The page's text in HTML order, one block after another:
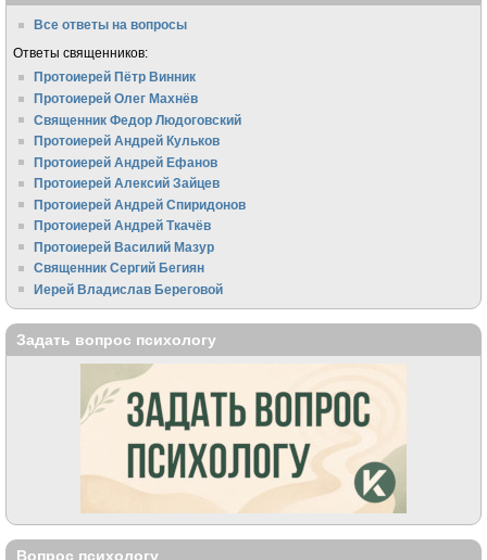
Все ответы на вопросы
Ответы священников:
Протоиерей Пётр Винник
Протоиерей Олег Махнёв
Священник Федор Людоговский
Протоиерей Андрей Кульков
Протоиерей Андрей Ефанов
Протоиерей Алексий Зайцев
Протоиерей Андрей Спиридонов
Протоиерей Андрей Ткачёв
Протоиерей Василий Мазур
Священник Сергий Бегиян
Иерей Владислав Береговой
Задать вопрос психологу
Вопрос психологу